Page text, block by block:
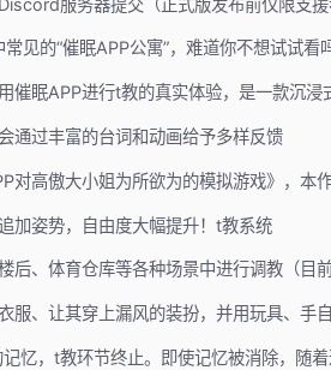
见的“催眠APP公寓”，难道你不想试试看
催眠APP进行t教的真实体验，是一款沉
通过丰富的台词和动画给予多样反馈
对高傲大小姐为所欲为的模拟游戏》，本
加姿势，自由度大幅提升！t教系统
后、体育仓库等各种场景中进行调教（目
服、让其穿上漏风的装扮，并用玩具、手
忆，t教环节终止。即使记忆被消除，随